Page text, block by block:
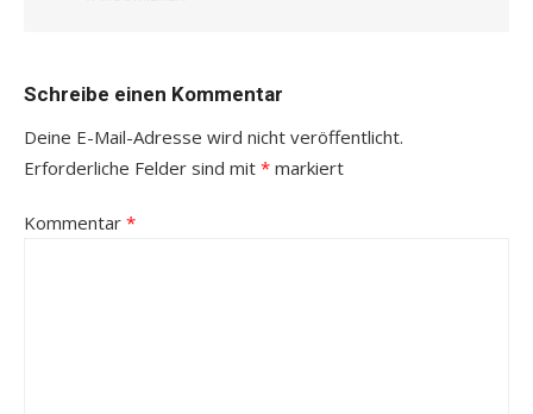
Schreibe einen Kommentar
Deine E-Mail-Adresse wird nicht veröffentlicht.
Erforderliche Felder sind mit * markiert
Kommentar *